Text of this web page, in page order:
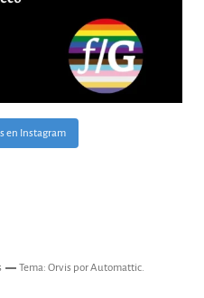
en Instagram
Tema: Orvis porAutomattic.